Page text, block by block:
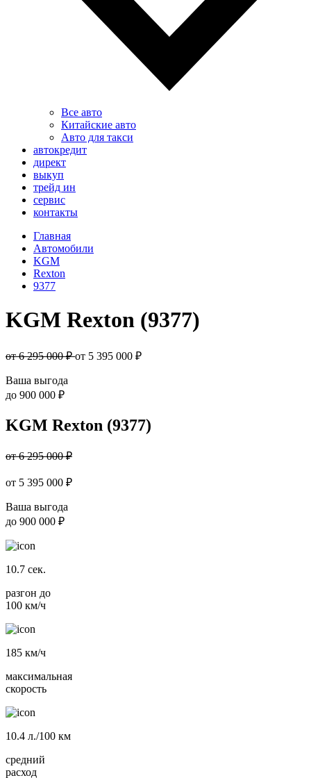
Все авто
Китайские авто
Авто для такси
автокредит
директ
выкуп
трейд ин
сервис
контакты
Главная
Автомобили
KGM
Rexton
9377
KGM Rexton (9377)
от 6 295 000 ₽от 5 395 000 ₽
Ваша выгода
до 900 000 ₽
KGM Rexton (9377)
от 6 295 000 ₽
от 5 395 000 ₽
Ваша выгода
до 900 000 ₽
10.7 сек.
разгон до
100 км/ч
185 км/ч
максимальная
скорость
10.4 л./100 км
средний
расход